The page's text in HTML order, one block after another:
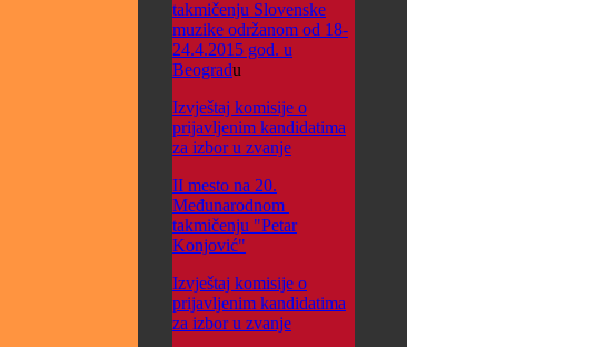
takmičenju Slovenske
muzike održanom od 18-
24.4.2015 god. u
Beogradu
Izvještaj komisije o
prijavljenim kandidatima
za izbor u zvanje
II mesto na 20.
Međunarodnom
takmičenju "Petar
Konjović"
Izvještaj komisije o
prijavljenim kandidatima
za izbor u zvanje